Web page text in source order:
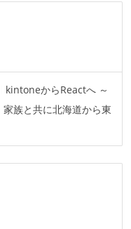
kintoneからReactへ ～
族と共に北海道から東